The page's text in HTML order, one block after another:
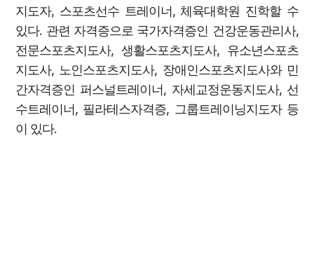
지도자, 스포츠선수 트레이너, 체육대학원 진학할 수
있다. 관련 자격증으로 국가자격증인 건강운동관리사,
전문스포츠지도사, 생활스포츠지도사, 유소년스포츠
지도사, 노인스포츠지도사, 장애인스포츠지도사와 민
간자격증인 퍼스널트레이너, 자세교정운동지도사, 선
수트레이너, 필라테스자격증, 그룹트레이닝지도자 등
이 있다.